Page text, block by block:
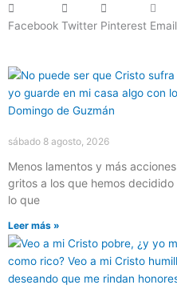
Facebook Twitter Pinterest Email
sábado 8 agosto, 2026
Menos lamentos y más
gritos a los que hemos
lo que
Leer más »
Página
Página
Página
Página
Página